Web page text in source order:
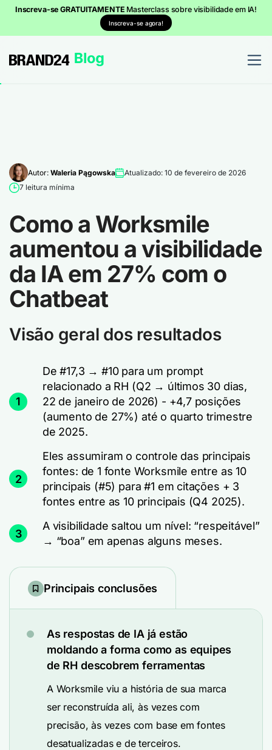
Inscreva-se GRATUITAMENTE Masterclass sobre visibilidade em IA!
Inscreva-se agora!
Autor: Waleria Pągowska
Atualizado: 10 de fevereiro de 2026
7 leitura mínima
Como a Worksmile
aumentou a visibilidade
da IA em 27% com o
Chatbeat
Visão geral dos resultados
1
De #17,3 → #10 para um prompt
relacionado a RH (Q2 → últimos 30 dias,
22 de janeiro de 2026) - +4,7 posições
(aumento de 27%) até o quarto trimestre
de 2025.
2
Eles assumiram o controle das principais
fontes: de 1 fonte Worksmile entre as 10
principais (#5) para #1 em citações + 3
fontes entre as 10 principais (Q4 2025).
3
A visibilidade saltou um nível: “respeitável”
→ “boa” em apenas alguns meses.
Principais conclusões
As respostas de IA já estão
moldando a forma como as equipes
de RH descobrem ferramentas
A Worksmile viu a história de sua marca
ser reconstruída ali, às vezes com
precisão, às vezes com base em fontes
desatualizadas e de terceiros.